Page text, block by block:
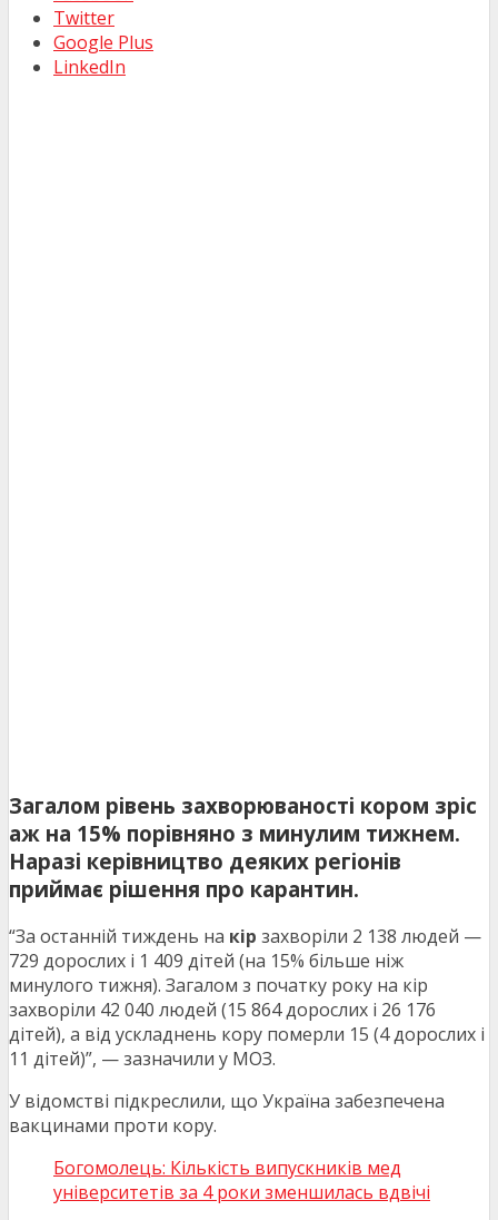
Twitter
Google Plus
LinkedIn
Загалом рівень захворюваності кором зріс
аж на 15% порівняно з минулим тижнем.
Наразі керівництво деяких регіонів
приймає рішення про карантин.
“За останній тиждень на кір захворіли 2 138 людей —
729 дорослих і 1 409 дітей (на 15% більше ніж
минулого тижня). Загалом з початку року на кір
захворіли 42 040 людей (15 864 дорослих і 26 176
дітей), а від ускладнень кору померли 15 (4 дорослих і
11 дітей)”, — зазначили у МОЗ.
У відомстві підкреслили, що Україна забезпечена
вакцинами проти кору.
Богомолець: Кількість випускників мед
університетів за 4 роки зменшилась вдвічі